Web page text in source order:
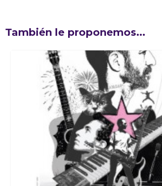
También le proponemos...